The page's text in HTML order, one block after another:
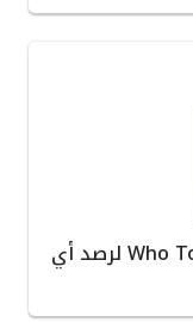
مراجعة تطبيق Who Touched My Phone لرصد أي